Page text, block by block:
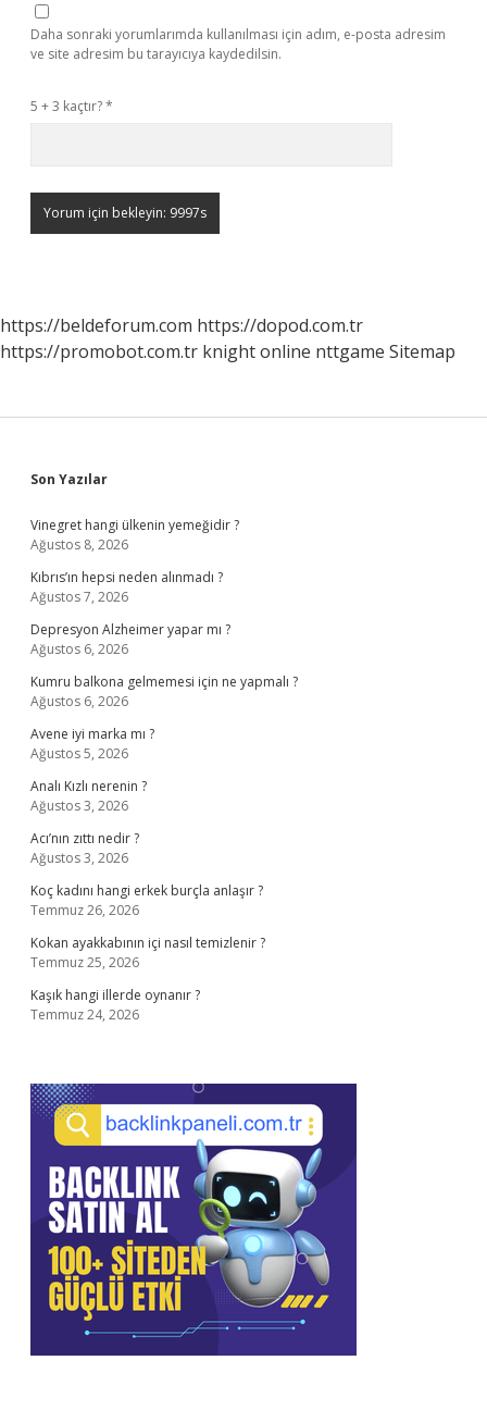
Daha sonraki yorumlarımda kullanılması için adım, e-posta adresim
ve site adresim bu tarayıcıya kaydedilsin.
5 + 3 kaçtır?*
https://beldeforum.com https://dopod.com.tr
https://promobot.com.tr knight online nttgame Sitemap
Sidebar
Son Yazılar
Vinegret hangi ülkenin yemeğidir ?
Ağustos 8, 2026
Kıbrıs’ın hepsi neden alınmadı ?
Ağustos 7, 2026
Depresyon Alzheimer yapar mı ?
Ağustos 6, 2026
Kumru balkona gelmemesi için ne yapmalı ?
Ağustos 6, 2026
Avene iyi marka mı ?
Ağustos 5, 2026
Analı Kızlı nerenin ?
Ağustos 3, 2026
Acı’nın zıttı nedir ?
Ağustos 3, 2026
Koç kadını hangi erkek burçla anlaşır ?
Temmuz 26, 2026
Kokan ayakkabının içi nasıl temizlenir ?
Temmuz 25, 2026
Kaşık hangi illerde oynanır ?
Temmuz 24, 2026